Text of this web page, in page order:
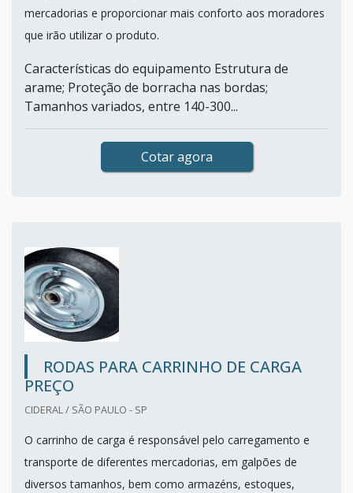
mercadorias e proporcionar mais conforto aos moradores
que irão utilizar o produto.
Características do equipamento Estrutura de
arame; Proteção de borracha nas bordas;
Tamanhos variados, entre 140-300...
Cotar agora
RODAS PARA CARRINHO DE CARGA
PREÇO
CIDERAL / SÃO PAULO - SP
O carrinho de carga é responsável pelo carregamento e
transporte de diferentes mercadorias, em galpões de
diversos tamanhos, bem como armazéns, estoques,